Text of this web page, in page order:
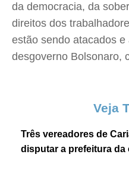
da democracia, da
direitos dos
estão sendo atacados
desgoverno Bolsonaro,
Veja
Três vereadores de
disputar a prefeitura da